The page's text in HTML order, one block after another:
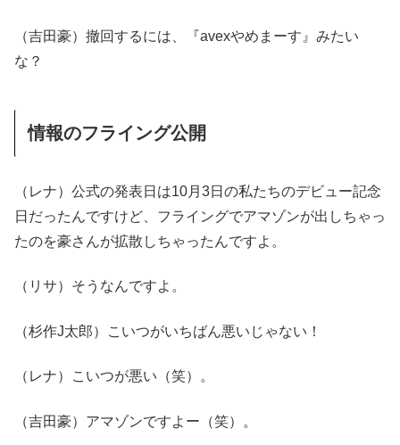
（吉田豪）撤回するには、『avexやめまーす』みたい
な？
情報のフライング公開
（レナ）公式の発表日は10月3日の私たちのデビュー記念
日だったんですけど、フライングでアマゾンが出しちゃっ
たのを豪さんが拡散しちゃったんですよ。
（リサ）そうなんですよ。
（杉作J太郎）こいつがいちばん悪いじゃない！
（レナ）こいつが悪い（笑）。
（吉田豪）アマゾンですよー（笑）。